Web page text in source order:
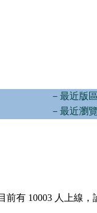
－最近版
－最近瀏
前有 10003 人上線